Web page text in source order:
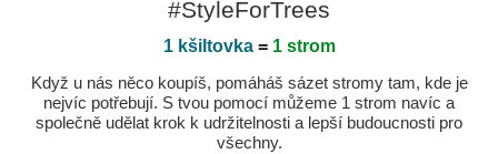
#StyleForTrees
1 kšiltovka= 1 strom
Když u nás něco koupíš, pomáháš sázet stromy tam, kde je
nejvíc potřebují. S tvou pomocí můžeme 1 strom navíc a
společně udělat krok k udržitelnosti a lepší budoucnosti pro
všechny.